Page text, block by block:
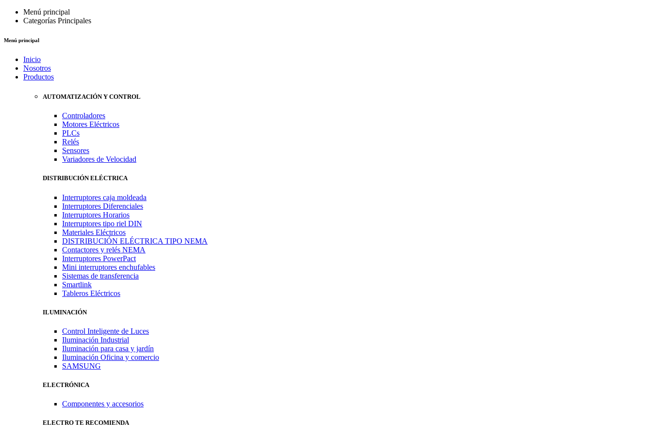
Menú principal
Categorías Principales
Menú principal
Inicio
Nosotros
Productos
AUTOMATIZACIÓN Y CONTROL
Controladores
Motores Eléctricos
PLCs
Relés
Sensores
Variadores de Velocidad
DISTRIBUCIÓN ELÉCTRICA
Interruptores caja moldeada
Interruptores Diferenciales
Interruptores Horarios
Interruptores tipo riel DIN
Materiales Eléctricos
DISTRIBUCIÓN ELÉCTRICA TIPO NEMA
Contactores y relés NEMA
Interruptores PowerPact
Mini interruptores enchufables
Sistemas de transferencia
Smartlink
Tableros Eléctricos
ILUMINACIÓN
Control Inteligente de Luces
Iluminación Industrial
Iluminación para casa y jardín
Iluminación Oficina y comercio
SAMSUNG
ELECTRÓNICA
Componentes y accesorios
ELECTRO TE RECOMIENDA